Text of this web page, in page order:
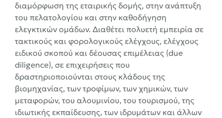
διαμόρφωση της εταιρικής δομής, στην ανάπτυξη
του πελατολογίου και στην καθοδήγηση
ελεγκτικών ομάδων. Διαθέτει πολυετή εμπειρία σε
τακτικούς και φορολογικούς ελέγχους, ελέγχους
ειδικού σκοπού και δέουσας επιμέλειας (due
diligence), σε επιχειρήσεις που
δραστηριοποιούνται στους κλάδους της
βιομηχανίας, των τροφίμων, των χημικών, των
μεταφορών, του αλουμινίου, του τουρισμού, της
ιδιωτικής εκπαίδευσης, των ιδρυμάτων και άλλων